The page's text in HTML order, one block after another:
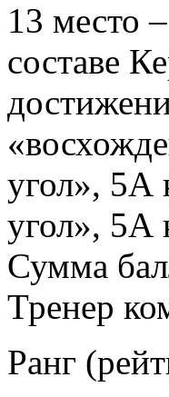
13 место
составе
угол», 5А
угол», 5А
Сумма
Тренер
Ранг